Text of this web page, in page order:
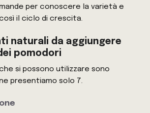
per conoscere la varietà e
il ciclo di crescita.
naturali da aggiungere
pomodori
si possono utilizzare sono
presentiamo solo 7.